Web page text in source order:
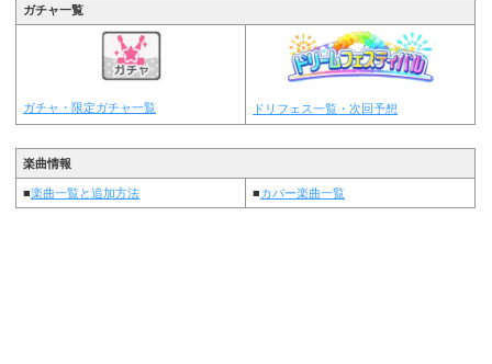
ガチャ一覧
ガチャ・限定ガチャ一覧 ドリフェス一覧・次回予想
楽曲情報
■楽曲一覧と追加方法 ■カバー楽曲一覧